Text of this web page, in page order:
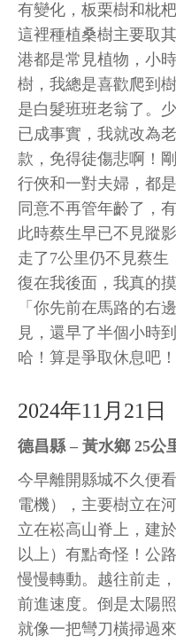
有變化，板栗樹和枇
這裡種植桑樹主要取
港都是常見植物，小
樹，我總是喜歡爬到
是白髮班班老翁了。
已成事實，我就改為
款，免得徒傷悲啊！
行俠和一對夫婦，都
同意不再管年齡了，
此時蔡生早已不見蹤
走了7公里仍不見蔡生
復在我後面，我真的
「你先前在馬路的右
見，還早了半個小時
哈！算是爭取休息吧！
2024年11月21日
德昌縣 – 黃水鄉 25公
今早離開縣城不久便
電機），主要樹立在
立在崧高山脊上，建
以上）有點奇怪！公
慢慢轉動。越往前走
前進速度。倒是太陽
就像一把彎刀橫掃過